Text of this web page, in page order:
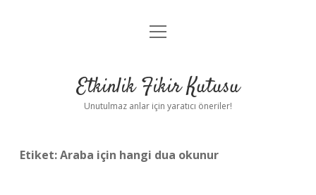
Anasayfa
Yasal Uyarı
menüyü
Etkinlik Fikir Kutusu
Unutulmaz anlar için yaratıcı öneriler!
Etiket:Araba için hangi dua okunur